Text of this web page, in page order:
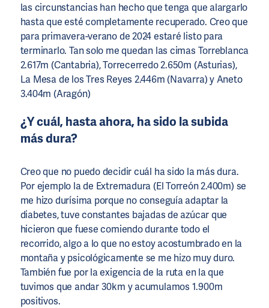
las circunstancias han hecho que tenga que alargarlo
hasta que esté completamente recuperado. Creo que
para primavera-verano de 2024 estaré listo para
terminarlo. Tan solo me quedan las cimas Torreblanca
2.617m (Cantabria), Torrecerredo 2.650m (Asturias),
La Mesa de los Tres Reyes 2.446m (Navarra) y Aneto
3.404m (Aragón)
¿Y cuál, hasta ahora, ha sido la subida
más dura?
Creo que no puedo decidir cuál ha sido la más dura.
Por ejemplo la de Extremadura (El Torreón 2.400m) se
me hizo durísima porque no conseguía adaptar la
diabetes, tuve constantes bajadas de azúcar que
hicieron que fuese comiendo durante todo el
recorrido, algo a lo que no estoy acostumbrado en la
montaña y psicológicamente se me hizo muy duro.
También fue por la exigencia de la ruta en la que
tuvimos que andar 30km y acumulamos 1.900m
positivos.